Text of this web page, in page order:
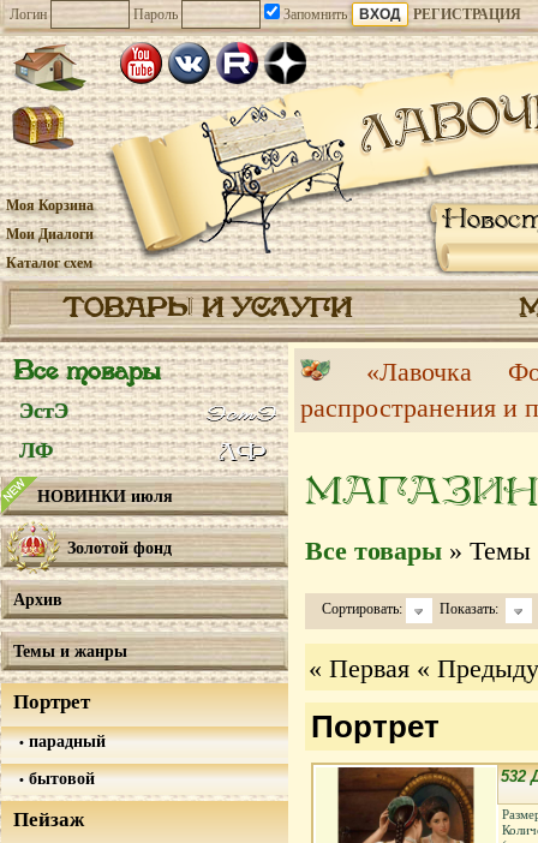
Логин Пароль Запомнить РЕГИСТРАЦИЯ
Моя Корзина
Мои Диалоги
Каталог схем
ТОВАРЫ И УСЛУГИ
Все товары
ЭстЭ
ЛФ
НОВИНКИ июля
Золотой фонд
Архив
Темы и жанры
Портрет
парадный
бытовой
Пейзаж
«Лавочка
распространения и
МАГАЗИН
Все товары »
Сортировать: Показать:
« Первая «
Портрет
532